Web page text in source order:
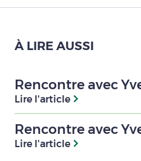
À LIRE AUSSI
Rencontre avec
Lire l'article
Rencontre avec
Lire l'article